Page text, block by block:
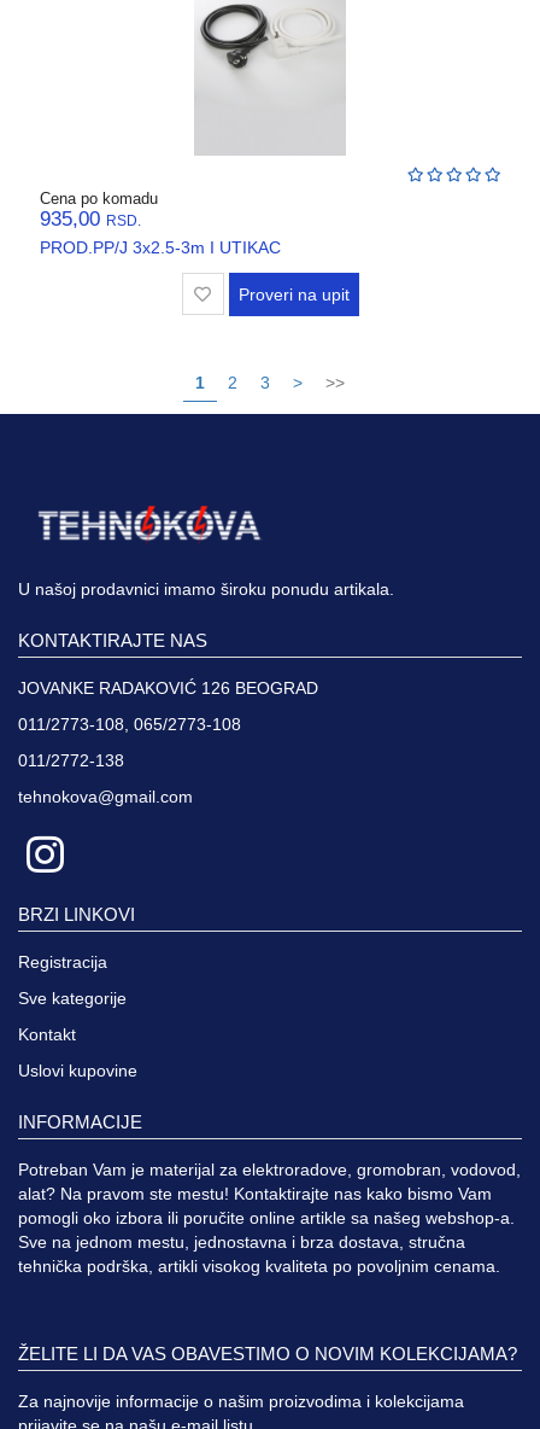
Cena po komadu
935,00 RSD.
PROD.PP/J 3x2.5-3m I UTIKAC
Proveri na upit
1 2 3 > >>
U našoj prodavnici imamo široku ponudu artikala.
KONTAKTIRAJTE NAS
JOVANKE RADAKOVIĆ 126 BEOGRAD
011/2773-108, 065/2773-108
011/2772-138
tehnokova@gmail.com
BRZI LINKOVI
Registracija
Sve kategorije
Kontakt
Uslovi kupovine
INFORMACIJE
Potreban Vam je materijal za elektroradove, gromobran, vodovod,
alat? Na pravom ste mestu! Kontaktirajte nas kako bismo Vam
pomogli oko izbora ili poručite online artikle sa našeg webshop-a.
Sve na jednom mestu, jednostavna i brza dostava, stručna
tehnička podrška, artikli visokog kvaliteta po povoljnim cenama.
ŽELITE LI DA VAS OBAVESTIMO O NOVIM KOLEKCIJAMA?
Za najnovije informacije o našim proizvodima i kolekcijama